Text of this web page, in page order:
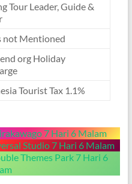
Tour Leader, Guide &
not Mentioned
org Holiday
Tourist Tax 1.1%
7 Hari 6 Malam
Studio 7 Hari 6 Malam
Themes Park 7 Hari 6